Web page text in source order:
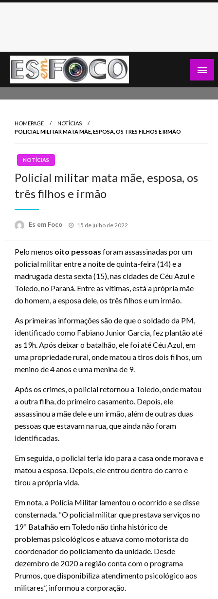
Skip
HOMEPAGE
NOTÍCIAS
POLICIAL MILITAR MATA MÃE, ESPOSA, OS TRÊS FILHOS E IRMÃO
NOTÍCIAS
Policial militar mata mãe, esposa, os
três filhos e irmão
Es em Foco
Posted
15 de julho de 2022
Pelo menos oito pessoas foram assassinadas por um
policial militar entre a noite de quinta-feira (14) e a
madrugada desta sexta (15), nas cidades de Céu Azul e
Toledo, no Paraná. Entre as vítimas, está a própria mãe
do homem, a esposa dele, os três filhos e um irmão.
As primeiras informações são de que o soldado da PM,
identificado como Fabiano Junior Garcia, fez plantão até
as 19h. Após deixar o batalhão, ele foi até Céu Azul, em
uma propriedade rural, onde matou a tiros dois filhos, um
menino de 4 anos e uma menina de 9.
Após os crimes, o policial retornou a Toledo, onde matou
a outra filha, do primeiro casamento. Depois, ele
assassinou a mãe dele e um irmão, além de outras duas
pessoas que estavam na rua, que ainda não foram
identificadas.
Em seguida, o policial teria ido para a casa onde morava e
matou a esposa. Depois, ele entrou dentro do carro e
tirou a própria vida.
Em nota, a Polícia Militar lamentou o ocorrido e se disse
consternada. “O policial militar que prestava serviços no
19º Batalhão em Toledo não tinha histórico de
problemas psicológicos e atuava como motorista do
coordenador do policiamento da unidade. Desde
dezembro de 2020 a região conta com o programa
Prumos, que disponibiliza atendimento psicológico aos
militares”, informou a corporação.